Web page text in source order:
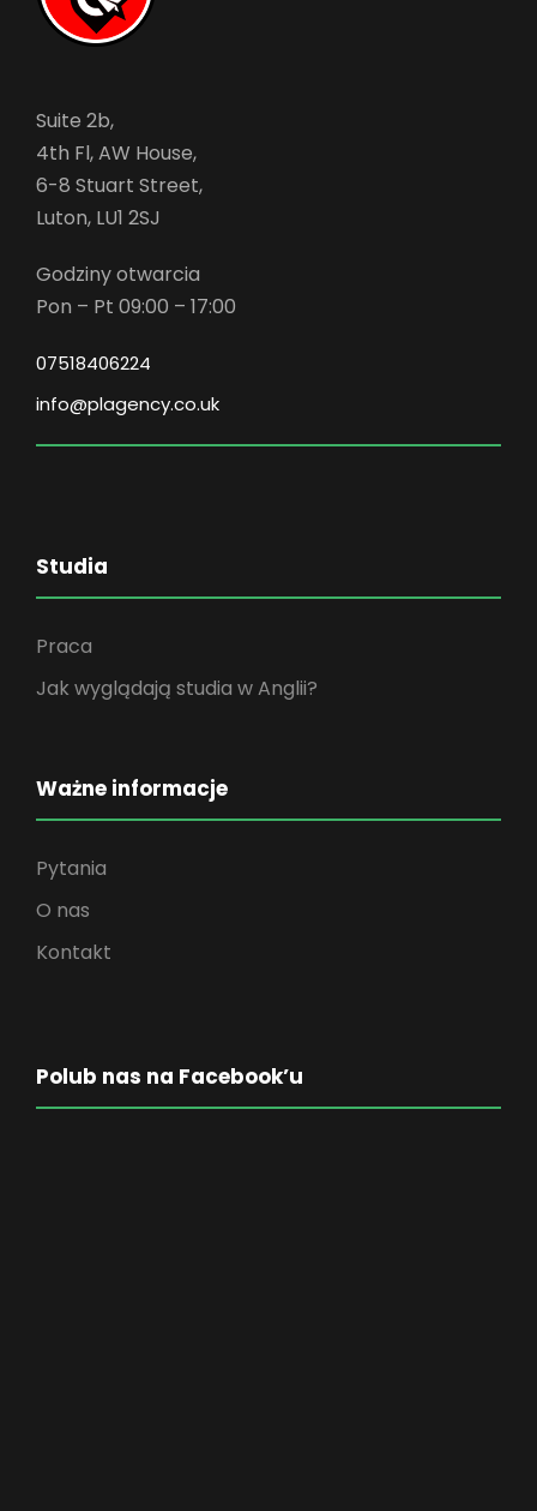
Suite 2b,
4th Fl, AW House,
6-8 Stuart Street,
Luton, LU1 2SJ
Godziny otwarcia
Pon – Pt 09:00 – 17:00
07518406224
info@plagency.co.uk
Studia
Praca
Jak wyglądają studia w Anglii?
Ważne informacje
Pytania
O nas
Kontakt
Polub nas na Facebook’u